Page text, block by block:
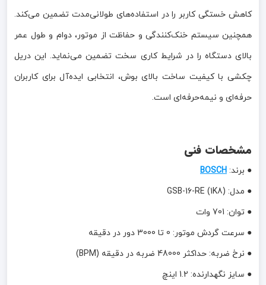
کاهش خستگی کاربر را در استفاده‌های طولانی‌مدت تضمین می‌کند.
همچنین سیستم خنک‌کنندگی و حفاظت از موتور، دوام و طول عمر
بالای دستگاه را در شرایط کاری سخت تضمین می‌نماید. این دریل
چکشی با کیفیت ساخت بالای بوش، انتخابی ایده‌آل برای کاربران
حرفه‌ای و نیمه‌حرفه‌ای است.
مشخصات فنی
● برند: BOSCH
● مدل: GSB-16-RE (1K8)
● توان: 701 وات
● سرعت گردش موتور: 0 تا 3000 دور در دقیقه
● نرخ ضربه: حداکثر 48000 ضربه در دقیقه (BPM)
● سایز نگهدارنده: 1.2 اینچ